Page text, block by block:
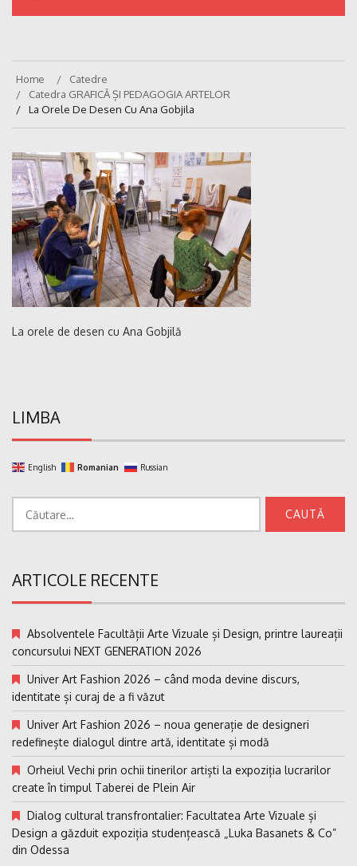
Home
Catedre
Catedra GRAFICĂ ȘI PEDAGOGIA ARTELOR
La Orele De Desen Cu Ana Gobjila
La orele de desen cu Ana Gobjilă
LIMBA
English Romanian Russian
după:
ARTICOLE RECENTE
Absolventele Facultății Arte Vizuale și Design, printre laureații
concursului NEXT GENERATION 2026
Univer Art Fashion 2026 – când moda devine discurs,
identitate și curaj de a fi văzut
Univer Art Fashion 2026 – noua generație de designeri
redefinește dialogul dintre artă, identitate și modă
Orheiul Vechi prin ochii tinerilor artiști la expoziția lucrarilor
create în timpul Taberei de Plein Air
Dialog cultural transfrontalier: Facultatea Arte Vizuale și
Design a găzduit expoziția studențească „Luka Basanets & Co”
din Odessa